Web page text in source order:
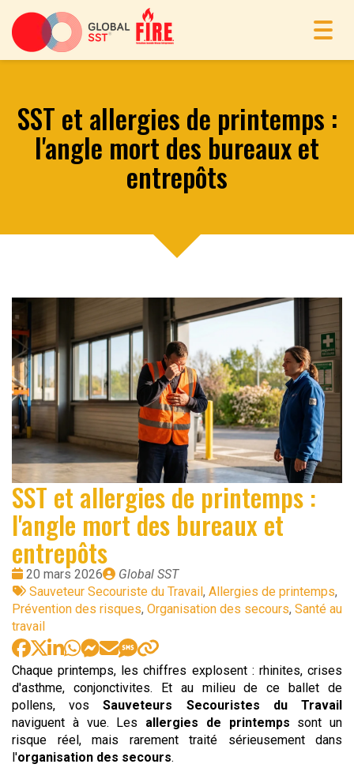
SST et allergies de printemps :
l'angle mort des bureaux et
entrepôts
SST et allergies de printemps :
l'angle mort des bureaux et
entrepôts
Date
:
20 mars 2026
Publié
par
Global SST
Tags
:
Sauveteur Secouriste du Travail, Allergies de printemps,
Prévention des risques, Organisation des secours, Santé au
travail
Chaque printemps, les chiffres explosent : rhinites, crises
d'asthme, conjonctivites. Et au milieu de ce ballet de
pollens, vosSauveteurs Secouristes du Travail
naviguent à vue. Les allergies de printemps sont un
risque réel, mais rarement traité sérieusement dans
l'organisation des secours.